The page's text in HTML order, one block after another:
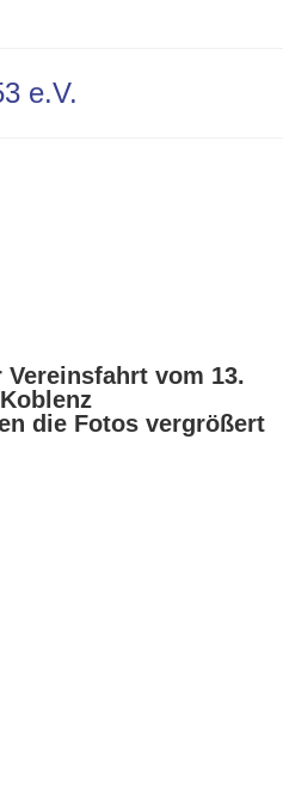
e.V.
vom 13.
die Fotos vergrößert